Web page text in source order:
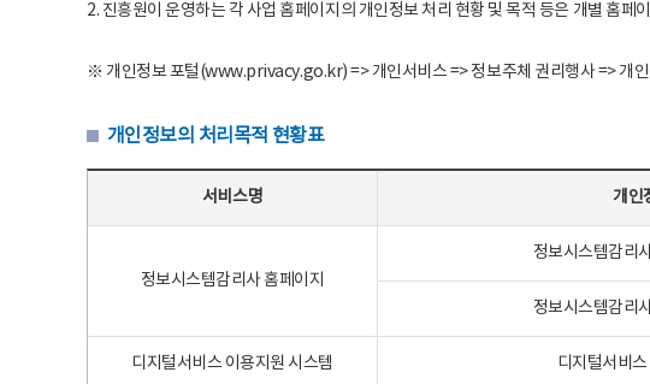
2. 진흥원이 운영하는 각 사업 홈페이지의 개인정보 처리 현황 및 목적 등은 개별 홈페
※ 개인정보 포털(www.privacy.go.kr) => 개인서비스 => 정보주체 권리행사 => 개
개인정보의 처리목적 현황표
서비스명 개인
정보시스템감리사 홈페이지
정보시스템감리
정보시스템감리
디지털서비스 이용지원 시스템 디지털서비